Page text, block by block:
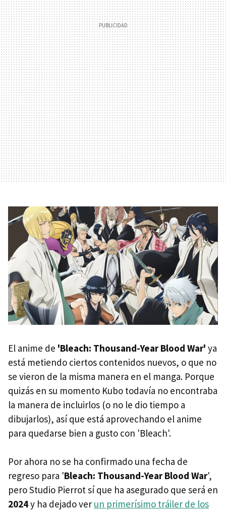
El anime de 'Bleach: Thousand-Year Blood War' ya
está metiendo ciertos contenidos nuevos, o que no
se vieron de la misma manera en el manga. Porque
quizás en su momento Kubo todavía no encontraba
la manera de incluirlos (o no le dio tiempo a
dibujarlos), así que está aprovechando el anime
para quedarse bien a gusto con 'Bleach'.
Por ahora no se ha confirmado una fecha de
regreso para 'Bleach: Thousand-Year Blood War',
pero Studio Pierrot sí que ha asegurado que será en
2024y ha dejado ver un primerísimo tráiler de los